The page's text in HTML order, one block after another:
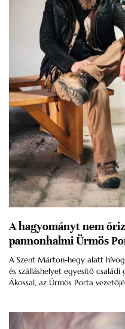
A hagyományt nem
pannonhalmi Ürmös
A Szent Márton-hegy alatt
és szálláshelyet egyesítő
Ákossal, az Ürmös Porta